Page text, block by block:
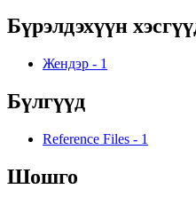
Бүрэлдэхүүн
Жендэр - 1
Бүлгүүд
Reference Files - 1
Шошго